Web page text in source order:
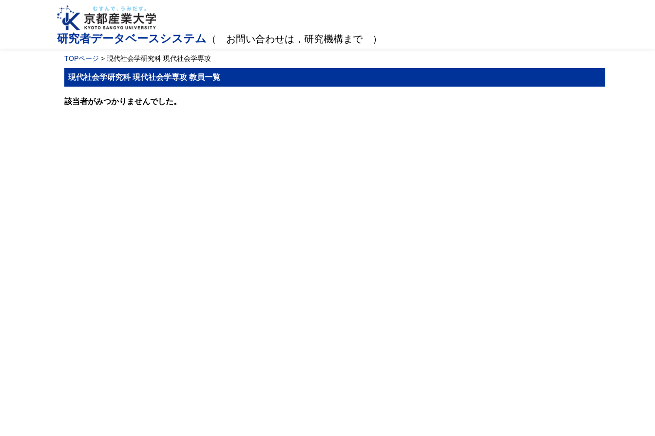
研究者データベースシステム （ お問い合わせは，研究機構まで ）
TOPページ > 現代社会学研究科 現代社会学専攻
現代社会学研究科 現代社会学専攻 教員一覧
該当者がみつかりませんでした。